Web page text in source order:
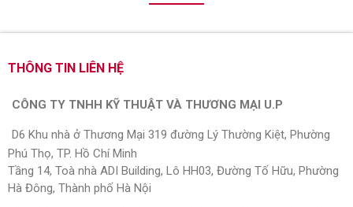
THÔNG TIN LIÊN HỆ
CÔNG TY TNHH KỸ THUẬT VÀ THƯƠNG MẠI U.P
D6 Khu nhà ở Thương Mại 319 đường Lý Thường Kiệt, Phường
Phú Thọ, TP. Hồ Chí Minh
Tầng 14, Toà nhà ADI Building, Lô HH03, Đường Tố Hữu, Phường
Hà Đông, Thành phố Hà Nội